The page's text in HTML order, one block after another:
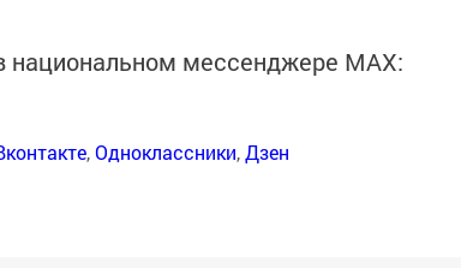
национальном мессенджере MАХ:
,Одноклассники,Дзен